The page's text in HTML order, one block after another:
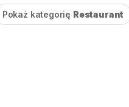
Pokaż kategorię Restaurant